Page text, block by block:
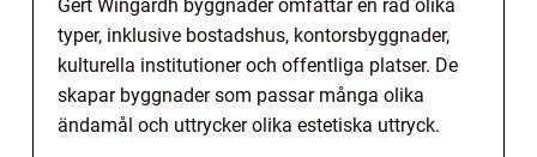
Gert Wingårdh byggnader omfattar en rad olika
typer, inklusive bostadshus, kontorsbyggnader,
kulturella institutioner och offentliga platser. De
skapar byggnader som passar många olika
ändamål och uttrycker olika estetiska uttryck.